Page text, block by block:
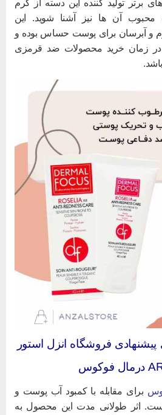
تولید کننده این دسته از کرم
آن ها نیز آشنا شوید. این
آبرسان برای پوست حساس بوده و
زمان خرید محصولات ضد قرمزی
فروشگاه انزل استور
برای مقابله با کمبود آب پوست و
اثر طولانی مدت این محصول به